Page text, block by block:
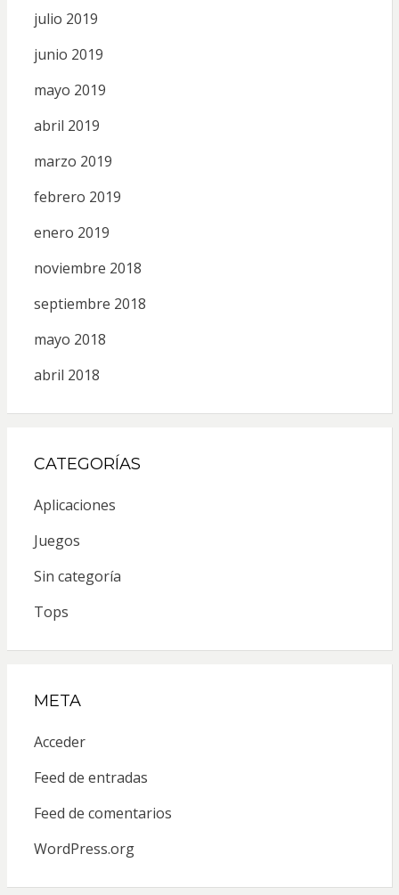
julio 2019
junio 2019
mayo 2019
abril 2019
marzo 2019
febrero 2019
enero 2019
noviembre 2018
septiembre 2018
mayo 2018
abril 2018
CATEGORÍAS
Aplicaciones
Juegos
Sin categoría
Tops
META
Acceder
Feed de entradas
Feed de comentarios
WordPress.org